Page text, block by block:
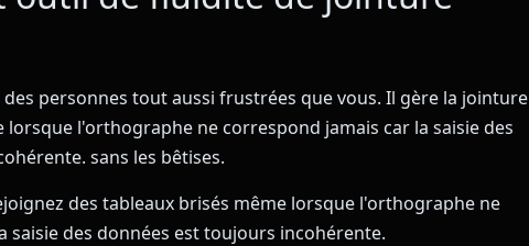
personnes tout aussi frustrées que vous. Il gère la jointure
lorsque l'orthographe ne correspond jamais car la saisie des
sans les bêtises.
des tableaux brisés même lorsque l'orthographe ne
saisie des données est toujours incohérente.